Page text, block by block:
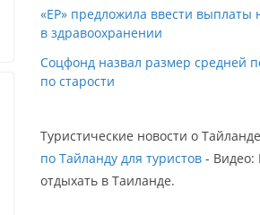
«ЕР» предложила ввести выплаты
в здравоохранении
Соцфонд назвал размер средней
по старости
Туристические новости о
по Тайланду для туристов - Видео:
отдыхать в Таиланде.